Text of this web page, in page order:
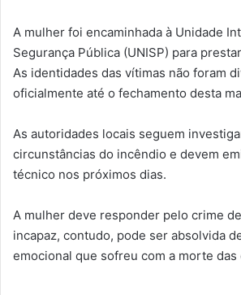
A mulher foi encaminhada à Unidade
Segurança Pública (UNISP) para
As identidades das vítimas não foram
oficialmente até o fechamento desta
As autoridades locais seguem
circunstâncias do incêndio e devem
técnico nos próximos dias.
A mulher deve responder pelo crime
incapaz, contudo, pode ser absolvida
emocional que sofreu com a morte das